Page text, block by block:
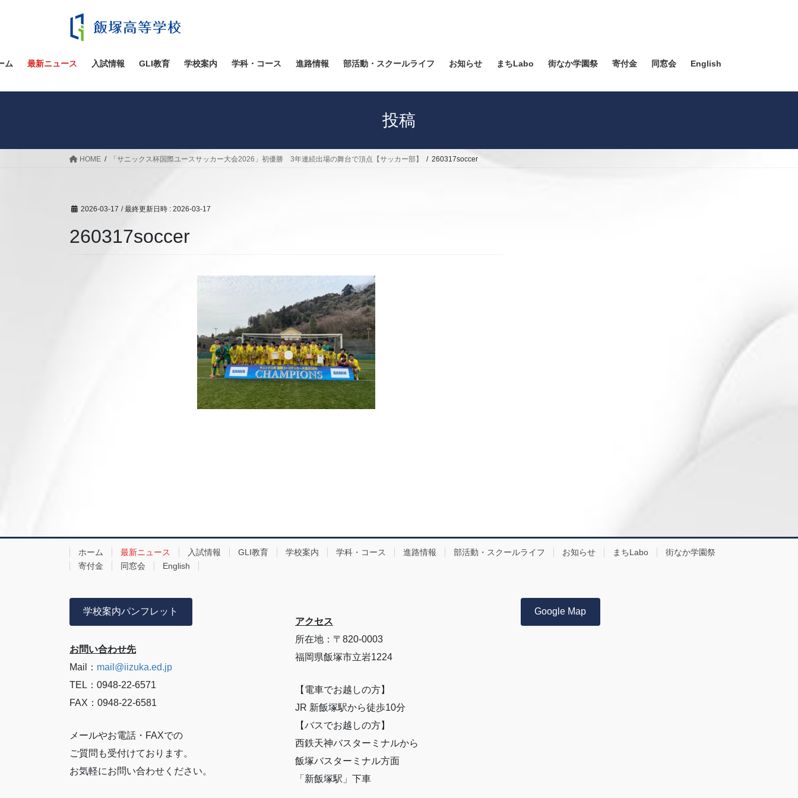
ツ
ス
シ
ン
ム 最新ニュース 入試情報 GLI教育 学校案内 学科・コース 進路情報 部活動・スクールライフ お知らせ まちLabo 街なか学園祭 寄付金 同窓会 English
投稿
HOME 「サニックス杯国際ユースサッカー大会2026」初優勝 3年連続出場の舞台で頂点【サッカー部】 260317soccer
2026-03-17 / 最終更新日時 : 2026-03-17
260317soccer
ホーム 最新ニュース 入試情報 GLI教育 学校案内 学科・コース 進路情報 部活動・スクールライフ お知らせ まちLabo
街なか学園祭
寄付金
同窓会 English
学校案内パンフレット
お問い合わせ先
Mail： mail@iizuka.ed.jp
TEL：0948-22-6571
FAX：0948-22-6581
メールやお電話・FAXでの
ご質問も受付けております。
お気軽にお問い合わせください。
アクセス
所在地：〒820-0003
福岡県飯塚市立岩1224
【電車でお越しの方】
JR 新飯塚駅から徒歩10分
【バスでお越しの方】
西鉄天神バスターミナルから
飯塚バスターミナル方面
「新飯塚駅」下車
Google Map